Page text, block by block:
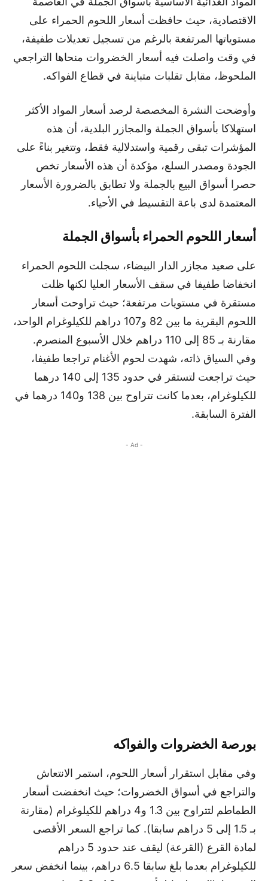
الاقتصادية، حيث حافظت أسعار اللحوم الحمراء على
مستوياتها المرتفعة بالرغم من تسجيل تعديلات طفيفة،
في وقت واصلت فيه أسعار الخضروات منحاها التراجعي
الملحوظ، مقابل تقلبات متباينة في قطاع الفواكه.
وأوضحت النشرة المخصصة لرصد أسعار المواد الأكثر
استهلاكا بأسواق الجملة والمجازر البلدية، أن هذه
المؤشرات تبقى رقمية واستدلالية فقط، وتتغير بناءً على
الجودة ومصدر السلع، مؤكدة أن هذه الأسعار تخص
حصرا أسواق البيع بالجملة ولا تطابق بالضرورة الأسعار
المعتمدة لدى باعة التقسيط في الأحياء.
أسعار اللحوم الحمراء بأسواق الجملة
على صعيد مجازر الدار البيضاء، سجلت اللحوم الحمراء
انخفاضا طفيفا في سقف الأسعار العليا لكنها ظلت
مستقرة في مستويات مرتفعة؛ حيث تراوحت أسعار
اللحوم البقرية ما بين 82 و107 دراهم للكيلوغرام الواحد،
مقارنة بـ 85 إلى 110 دراهم خلال الأسبوع المنصرم.
وفي السياق ذاته، شهدت لحوم الأغنام تراجعا طفيفا،
حيث تراجعت لتستقر في حدود 135 إلى 140 درهما
للكيلوغرام، بعدما كانت تتراوح بين 138 و140 درهما في
الفترة السابقة.
- Ad -
بورصة الخضروات والفواكه
وفي مقابل استقرار أسعار اللحوم، استمر الانتعاش
والتراجع في أسواق الخضروات؛ حيث انخفضت أسعار
الطماطم لتتراوح بين 1.3 و4 دراهم للكيلوغرام (مقارنة
بـ 1.5 إلى 5 دراهم سابقا). كما تراجع السعر الأقصى
لمادة القرع (القرعة) ليقف عند حدود 5 دراهم
للكيلوغرام بعدما بلغ سابقا 6.5 دراهم، بينما انخفض سعر